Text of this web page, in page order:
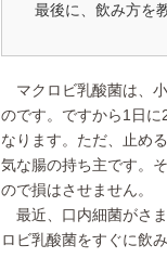
最後に、飲み方を
マクロビ乳酸菌は、
のです。ですから1日
なります。ただ、止め
気な腸の持ち主です。
ので損はさせません。
最近、口内細菌がさ
ロビ乳酸菌をすぐに飲